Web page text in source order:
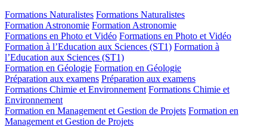
Formations Naturalistes Formations Naturalistes
Formation Astronomie Formation Astronomie
Formations en Photo et Vidéo Formations en Photo et Vidéo
Formation à l’Education aux Sciences (ST1) Formation à
l’Education aux Sciences (ST1)
Formation en Géologie Formation en Géologie
Préparation aux examens Préparation aux examens
Formations Chimie et Environnement Formations Chimie et
Environnement
Formation en Management et Gestion de Projets Formation en
Management et Gestion de Projets